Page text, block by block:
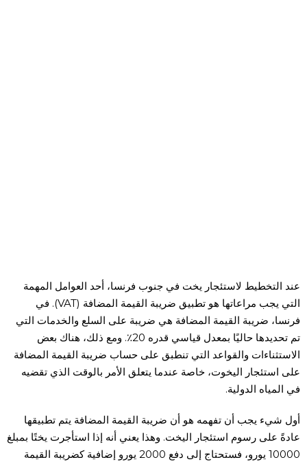
عند التخطيط لاستئجار يخت في جنوب فرنسا، أحد العوامل المهمة
التي يجب مراعاتها هو تطبيق ضريبة القيمة المضافة (VAT). في
فرنسا، ضريبة القيمة المضافة هي ضريبة على السلع والخدمات التي
تم تحديدها حاليًا بمعدل قياسي قدره 20٪. ومع ذلك، هناك بعض
الاستثناءات والقواعد التي تنطبق على حساب ضريبة القيمة المضافة
على استئجار اليخوت، خاصة عندما يتعلق الأمر بالوقت الذي تقضيه
في المياه الدولية.
أول شيء يجب أن تفهمه هو أن ضريبة القيمة المضافة يتم تطبيقها
عادةً على رسوم استئجار اليخت. وهذا يعني أنه إذا استأجرت يختًا بمبلغ
10000 يورو، فستحتاج إلى دفع 2000 يورو إضافية كضريبة القيمة